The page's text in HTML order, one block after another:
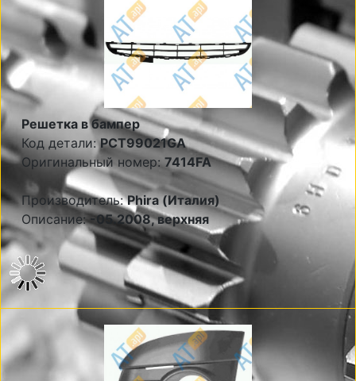
Решетка в бампер
Код детали:PCT99021GA
Оригинальный номер:7414FA
Производитель:Phira (Италия)
Описание:-05.2008, верхняя